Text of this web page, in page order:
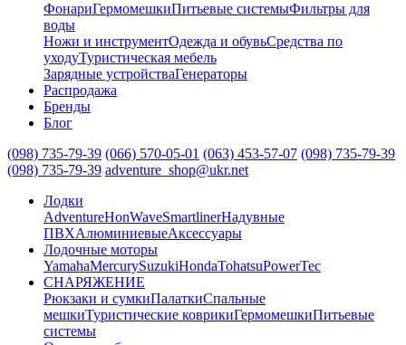
ФонариГермомешкиПитьевые системыФильтры для
воды
Ножи и инструментОдежда и обувьСредства по
уходуТуристическая мебель
Зарядные устройстваГенераторы
Распродажа
Бренды
Блог
(098) 735-79-39 (066) 570-05-01 (063) 453-57-07 (098) 735-79-39
(098) 735-79-39 adventure_shop@ukr.net
Лодки
AdventureHonWaveSmartlinerНадувные
ПВХАлюминиевыеАксессуары
Лодочные моторы
YamahaMercurySuzukiHondaTohatsuPowerTec
СНАРЯЖЕНИЕ
Рюкзаки и сумкиПалаткиСпальные
мешкиТуристические коврикиГермомешкиПитьевые
системы